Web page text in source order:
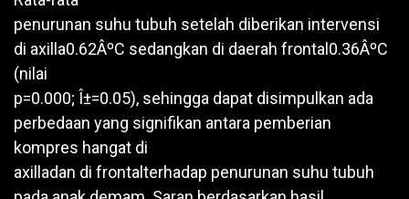
penurunan suhu tubuh setelah diberikan intervensi
di axilla0.62ÂºC sedangkan di daerah frontal0.36ÂºC
(nilai
p=0.000; Î±=0.05), sehingga dapat disimpulkan ada
perbedaan yang signifikan antara pemberian
kompres hangat di
axilladan di frontalterhadap penurunan suhu tubuh